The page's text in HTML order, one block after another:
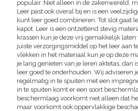
populair. Niet alleen in de zakenwereld,
Leer past ook overal bij en is een
kunt leer goed combineren. Tot slot gaat
kapot. Leer is een ontzettend stevig
krassen kun je deze vrij gemakkelijk
juiste verzorgingsmiddel op het leer aan
vlekken in het materiaal kun je op deze
je lang genieten van je leren aktetas, dan
leer goed te onderhouden. Wij adviseren
regelmatig in te spuiten met een
in te spuiten komt er een soort
beschermlaag voorkomt niet alleen dat
maar voorkomt ook oppervlakkige